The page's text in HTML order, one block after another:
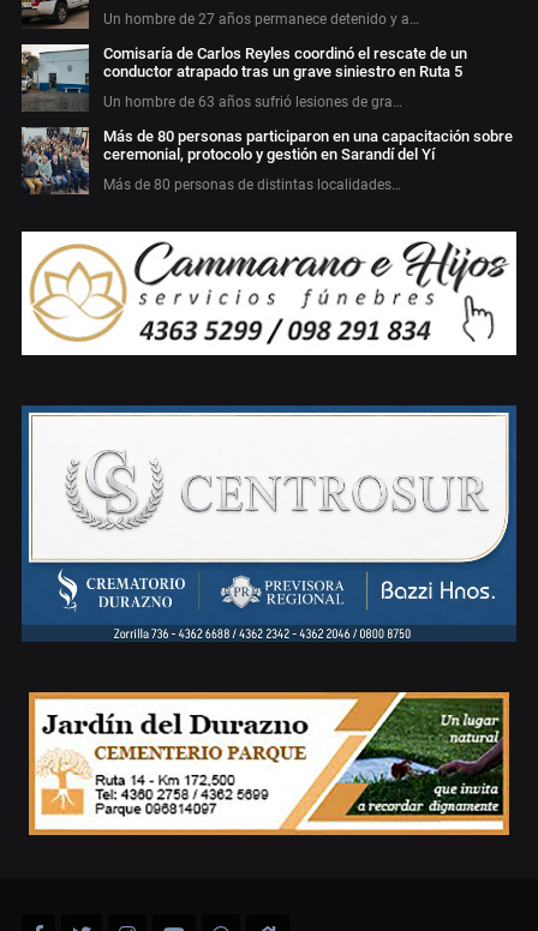
Un hombre de 27 años permanece detenido y a…
Comisaría de Carlos Reyles coordinó el rescate de un
conductor atrapado tras un grave siniestro en Ruta 5
Un hombre de 63 años sufrió lesiones de gra…
Más de 80 personas participaron en una capacitación sobre
ceremonial, protocolo y gestión en Sarandí del Yí
Más de 80 personas de distintas localidades…